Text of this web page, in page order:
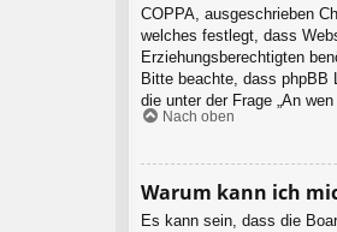
COPPA, ausgeschrieben
welches festlegt, dass
Erziehungsberechtigten
Bitte beachte, dass phpBB
die unter der Frage „An
Nach oben
Warum kann ich
Es kann sein, dass die